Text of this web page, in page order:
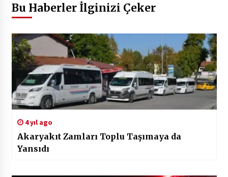
Bu Haberler İlginizi Çeker
4 yıl ago
Akaryakıt Zamları Toplu Taşımaya da
Yansıdı